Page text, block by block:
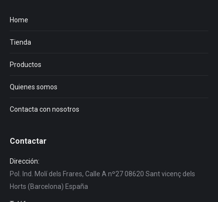
Home
Tienda
Productos
Quienes somos
Contacta con nosotros
Contactar
Dirección:
Pol. Ind. Molí dels Frares, Calle A nº27 08620 Sant vicenç dels
Horts (Barcelona) España